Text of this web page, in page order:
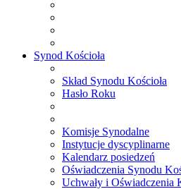
Synod Kościoła
Skład Synodu Kościoła
Hasło Roku
Komisje Synodalne
Instytucje dyscyplinarne
Kalendarz posiedzeń
Oświadczenia Synodu
Uchwały i Oświadczenia